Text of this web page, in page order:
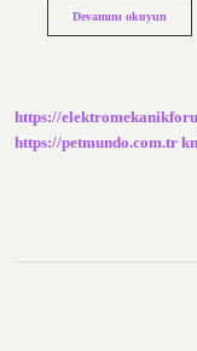
Devamını okuyunDos
https://
https://petmundo.com.tr